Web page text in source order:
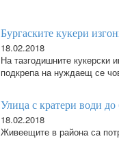
Бургаските кукери
18.02.2018
На тазгодишните кукерски
подкрепа на нуждаещ се
Улица с кратери води
18.02.2018
Живеещите в района са